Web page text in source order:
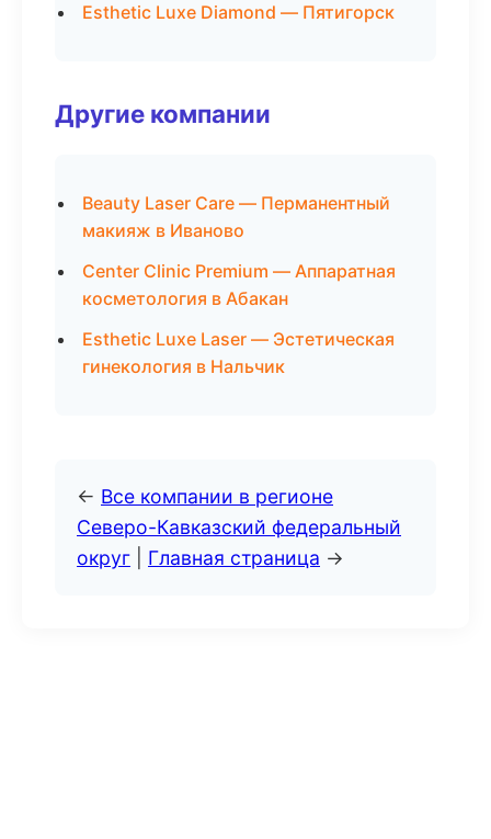
Esthetic Luxe Diamond — Пятигорск
Другие компании
Beauty Laser Care — Перманентный
макияж в Иваново
Center Clinic Premium — Аппаратная
косметология в Абакан
Esthetic Luxe Laser — Эстетическая
гинекология в Нальчик
← Все компании в регионе
Северо-Кавказский федеральный
округ
Главная страница →